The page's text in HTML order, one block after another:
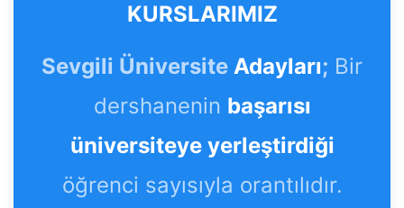
KURSLARIMIZ
Sevgili Üniversite Adayları; Bir
dershanenin başarısı
üniversiteye yerleştirdiği
öğrenci sayısıyla orantılıdır.